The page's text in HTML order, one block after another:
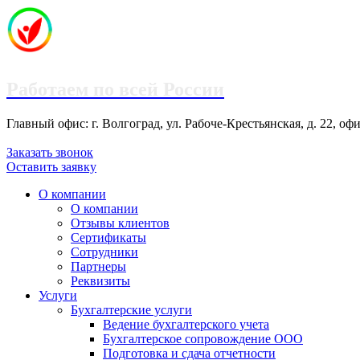
Главный офис: г. Волгоград, ул. Рабоче-Крестьянская, д. 22,
Заказать звонок
Оставить заявку
О компании
О компании
Отзывы клиентов
Сертификаты
Сотрудники
Партнеры
Реквизиты
Услуги
Бухгалтерские услуги
Ведение бухгалтерского учета
Бухгалтерское сопровождение ООО
Подготовка и сдача отчетности